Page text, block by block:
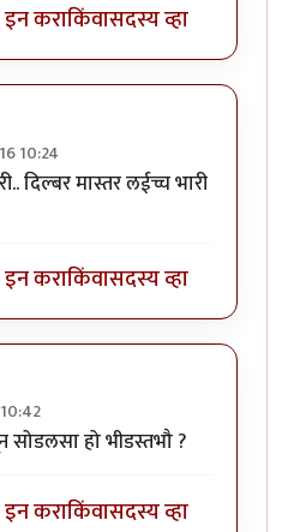
कराकिंवासदस्य व्हा
10:24
दिल्बर मास्तर लईच्च भारी
कराकिंवासदस्य व्हा
हो भीडस्तभौ ?
कराकिंवासदस्य व्हा